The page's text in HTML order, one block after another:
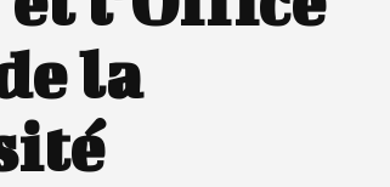
la